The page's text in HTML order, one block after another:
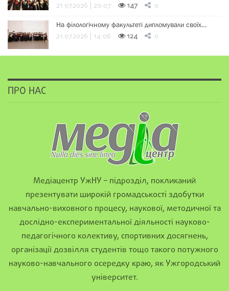
21.07.2026 | 20:07 147 0
На філологічному факультеті дипломували своїх…
21.07.2026 | 14:06 124 0
ПРО НАС
Медіацентр УжНУ – підрозділ, покликаний
презентувати широкій громадськості здобутки
навчально-виховного процесу, наукової, методичної та
дослідно-експериментальної діяльності науково-
педагогічного колективу, спортивних досягнень,
організації дозвілля студентів тощо такого потужного
науково-навчального осередку краю, як Ужгородський
університет.